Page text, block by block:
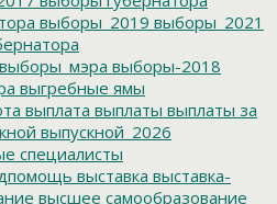
выборы_2019 выборы_2021
выборы_мэра выборы-2018
выгребные ямы
выплата выплаты выплаты за
выпускной_2026
специалисты
выставка выставка-
высшее самообразование